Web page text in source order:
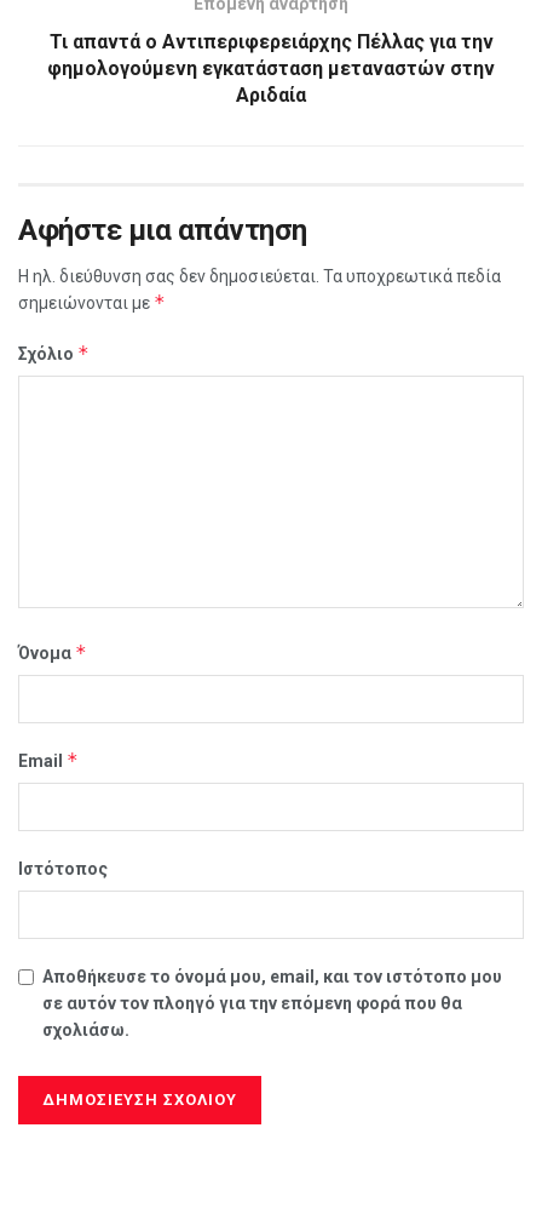
Τι απαντά ο Αντιπεριφερειάρχης Πέλλας για την
φημολογούμενη εγκατάσταση μεταναστών στην
Αριδαία
Αφήστε μια απάντηση
Η ηλ. διεύθυνση σας δεν δημοσιεύεται. Τα υποχρεωτικά πεδία
σημειώνονται με *
Σχόλιο *
Όνομα *
Email *
Ιστότοπος
Αποθήκευσε το όνομά μου, email, και τον ιστότοπο μου
σε αυτόν τον πλοηγό για την επόμενη φορά που θα
σχολιάσω.